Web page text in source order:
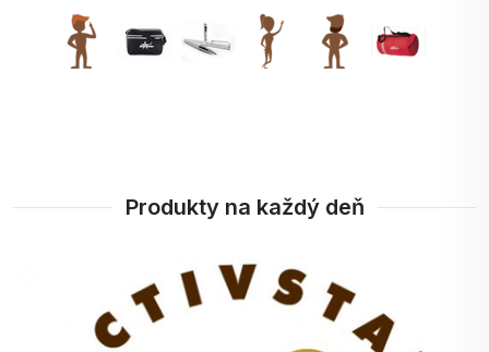
Produkty na každý deň